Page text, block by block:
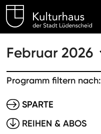
Februar 2026
Programm filtern nach:
SPARTE
REIHEN & ABOS